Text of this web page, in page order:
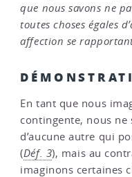
que nous savons ne
toutes choses égales
affection se
En tant que nous
contingente, nous ne
d’aucune autre qui
(Déf. 3), mais au
imaginons certaines